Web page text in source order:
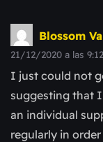
Blossom
21/12/2020 a las
I just could not
suggesting that
an individual
regularly in